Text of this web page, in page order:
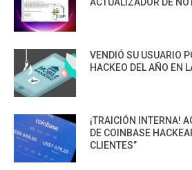
VENDIÓ SU USUARIO
HACKEO DEL AÑO EN
¡TRAICIÓN INTERNA!
DE COINBASE
CLIENTES”